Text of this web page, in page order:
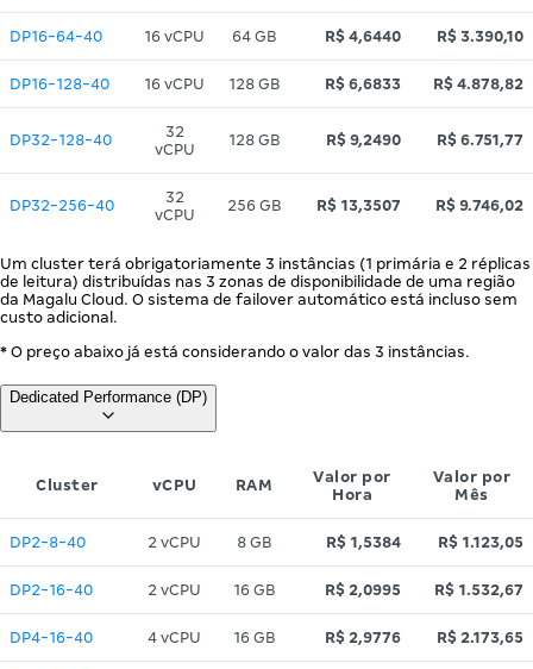
DP16-64-40 16 vCPU 64 GB R$ 4,6440 R$ 3.390,10
DP16-128-40 16 vCPU 128 GB R$ 6,6833 R$ 4.878,82
DP32-128-40
32
vCPU
128 GB R$ 9,2490 R$ 6.751,77
DP32-256-40
32
vCPU
256 GB R$ 13,3507 R$ 9.746,02
Um cluster terá obrigatoriamente 3 instâncias (1 primária e 2 réplicas
de leitura) distribuídas nas 3 zonas de disponibilidade de uma região
da Magalu Cloud. O sistema de failover automático está incluso sem
custo adicional.
* O preço abaixo já está considerando o valor das 3 instâncias.
Dedicated Performance (DP)
Cluster vCPU RAM
Valor por
Hora
Valor por
Mês
DP2-8-40 2 vCPU 8 GB R$ 1,5384 R$ 1.123,05
DP2-16-40 2 vCPU 16 GB R$ 2,0995 R$ 1.532,67
DP4-16-40 4 vCPU 16 GB R$ 2,9776 R$ 2.173,65